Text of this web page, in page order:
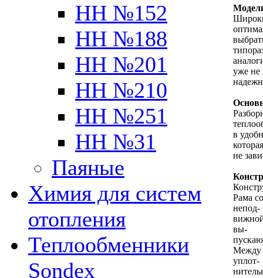
НН №152
НН №188
НН №201
НН №210
НН №251
НН №31
Паяные
Химия для систем
отопления
Теплообменники
Sondex
уже не
в
не
Рама
непод-
вы-
Между
уплот-